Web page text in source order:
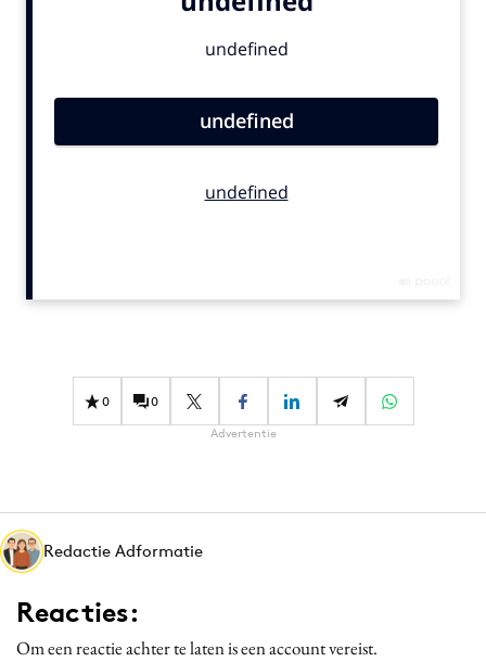
Gedragsverandering
Influencer marketing
Media
Merkstrategie
PR
Programmatic
Purpose Marketing
0 0
Advertentie
Redactie Adformatie
Reacties:
Om een reactie achter te laten is een account vereist.